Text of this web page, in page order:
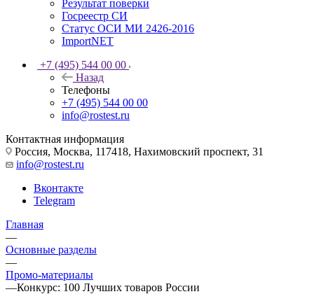
Результат поверки
Госреестр СИ
Статус ОСИ МИ 2426-2016
ImportNET
+7 (495) 544 00 00
Назад
Телефоны
+7 (495) 544 00 00
info@rostest.ru
Контактная информация
Россия, Москва, 117418, Нахимовский проспект, 31
info@rostest.ru
Вконтакте
Telegram
Главная
—
Основные разделы
—
Промо-материалы
—Конкурс: 100 Лучших товаров России